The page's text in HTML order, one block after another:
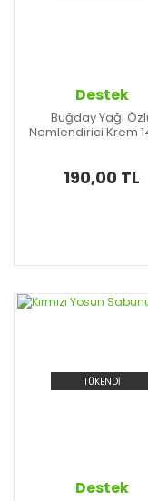
Destek
Buğday Yağı
Nemlendirici Krem
190,00 TL
TÜKENDİ
Destek